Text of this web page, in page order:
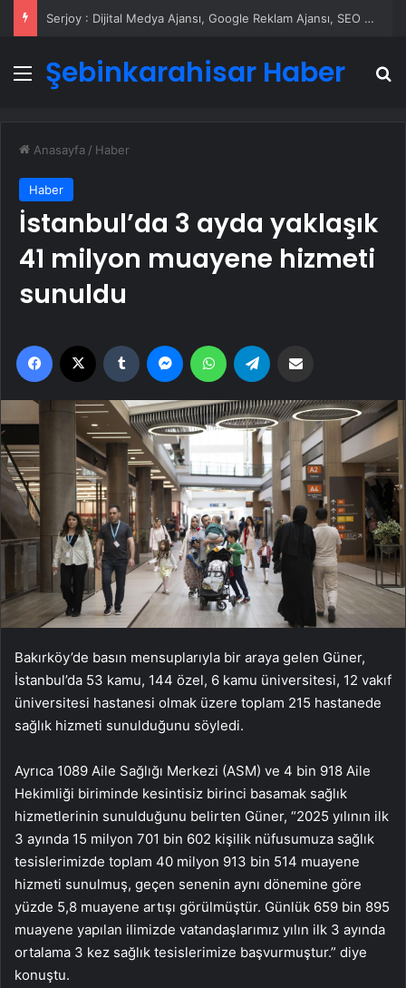
Serjoy : Dijital Medya Ajansı, Google Reklam Ajansı, SEO Ajansı ve Web Tasarım Ajansı
Menü
Şebinkarahisar Haber
Anasayfa / Haber
Haber
İstanbul’da 3 ayda yaklaşık
41 milyon muayene hizmeti
sunuldu
Facebook Tumblr MessengerWhatsApp
Bakırköy’de basın mensuplarıyla bir araya gelen Güner,
İstanbul’da 53 kamu, 144 özel, 6 kamu üniversitesi, 12 vakıf
üniversitesi hastanesi olmak üzere toplam 215 hastanede
sağlık hizmeti sunulduğunu söyledi.
Ayrıca 1089 Aile Sağlığı Merkezi (ASM) ve 4 bin 918 Aile
Hekimliği biriminde kesintisiz birinci basamak sağlık
hizmetlerinin sunulduğunu belirten Güner, “2025 yılının ilk
3 ayında 15 milyon 701 bin 602 kişilik nüfusumuza sağlık
tesislerimizde toplam 40 milyon 913 bin 514 muayene
hizmeti sunulmuş, geçen senenin aynı dönemine göre
yüzde 5,8 muayene artışı görülmüştür. Günlük 659 bin 895
muayene yapılan ilimizde vatandaşlarımız yılın ilk 3 ayında
ortalama 3 kez sağlık tesislerimize başvurmuştur.” diye
konuştu.